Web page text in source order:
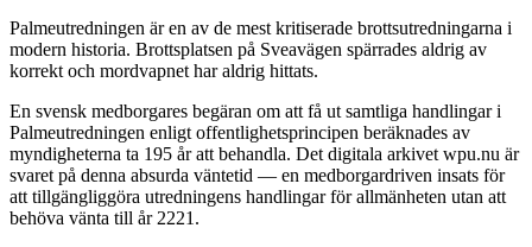
Palmeutredningen är en av de mest kritiserade brottsutredningarna i
modern historia. Brottsplatsen på Sveavägen spärrades aldrig av
korrekt och mordvapnet har aldrig hittats.
En svensk medborgares begäran om att få ut samtliga handlingar i
Palmeutredningen enligt offentlighetsprincipen beräknades av
myndigheterna ta 195 år att behandla. Det digitala arkivet wpu.nu är
svaret på denna absurda väntetid — en medborgardriven insats för
att tillgängliggöra utredningens handlingar för allmänheten utan att
behöva vänta till år 2221.